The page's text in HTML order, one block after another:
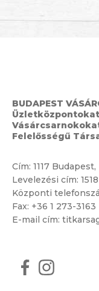
BUDAPEST
Felelősségű
Cím: 1117
Levelezési cím:
Központi
Fax: +36 1 273-3163
E-mail cím: